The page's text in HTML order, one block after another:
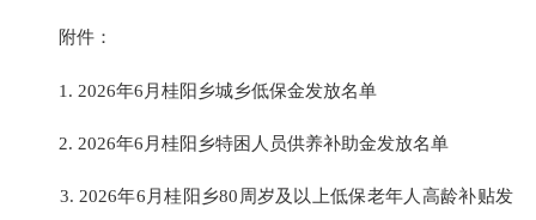
附件：
1. 2026年6月桂阳乡城乡低保金发放名单
2. 2026年6月桂阳乡特困人员供养补助金发放名单
3. 2026年6月桂阳乡80周岁及以上低保老年人高龄补贴发